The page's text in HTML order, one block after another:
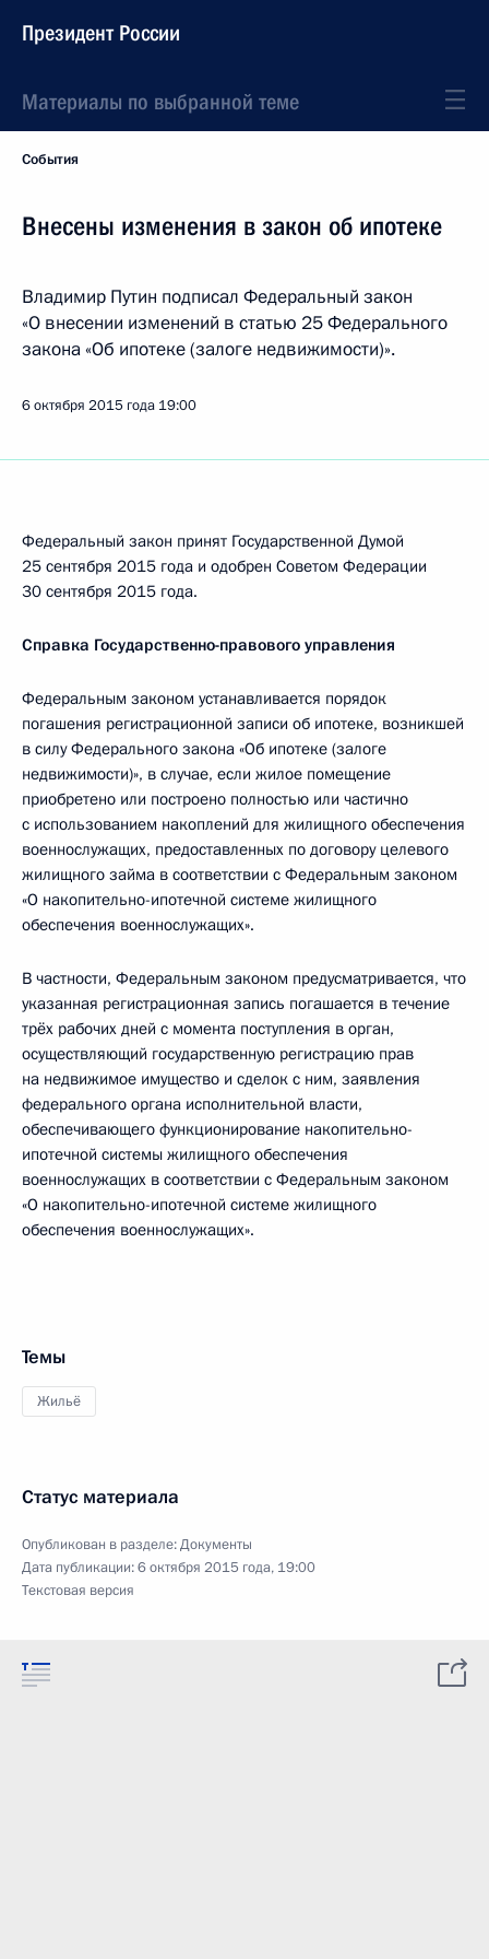
Президент России
Материалы по выбранной теме
События
Внесены изменения в закон об ипотеке
Владимир Путин подписал Федеральный закон
«О внесении изменений в статью 25 Федерального
закона «Об ипотеке (залоге недвижимости)».
6 октября 2015 года 19:00
Федеральный закон принят Государственной Думой
25 сентября 2015 года и одобрен Советом Федерации
30 сентября 2015 года.
Справка Государственно-правового управления
Федеральным законом устанавливается порядок
погашения регистрационной записи об ипотеке, возникшей
в силу Федерального закона «Об ипотеке (залоге
недвижимости)», в случае, если жилое помещение
приобретено или построено полностью или частично
с использованием накоплений для жилищного обеспечения
военнослужащих, предоставленных по договору целевого
жилищного займа в соответствии с Федеральным законом
«О накопительно-ипотечной системе жилищного
обеспечения военнослужащих».
В частности, Федеральным законом предусматривается, что
указанная регистрационная запись погашается в течение
трёх рабочих дней с момента поступления в орган,
осуществляющий государственную регистрацию прав
на недвижимое имущество и сделок с ним, заявления
федерального органа исполнительной власти,
обеспечивающего функционирование накопительно-
ипотечной системы жилищного обеспечения
военнослужащих в соответствии с Федеральным законом
«О накопительно-ипотечной системе жилищного
обеспечения военнослужащих».
Темы
Жильё
Статус материала
Опубликован в разделе:Документы
Дата публикации:6 октября 2015 года, 19:00
Текстовая версия